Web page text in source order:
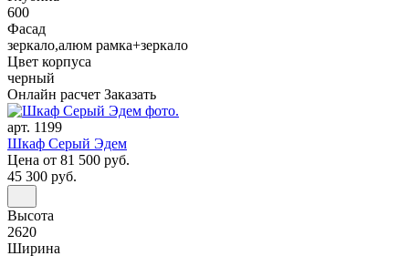
600
Фасад
зеркало,алюм рамка+зеркало
Цвет корпуса
черный
Онлайн расчет Заказать
арт. 1199
Шкаф Серый Эдем
Цена от 81 500 руб.
45 300 руб.
Высота
2620
Ширина